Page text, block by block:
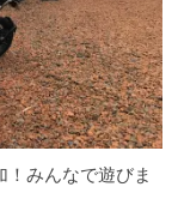
みんなで遊びま